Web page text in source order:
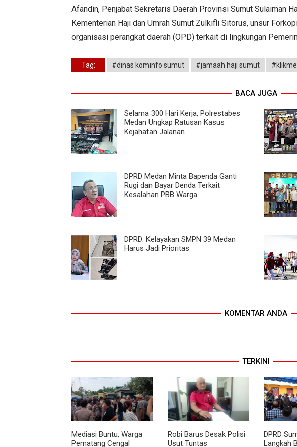
Afandin, Penjabat Sekretaris Daerah Provinsi Sumut Sulaiman
Kementerian Haji dan Umrah Sumut Zulkifli Sitorus, unsur
organisasi perangkat daerah (OPD) terkait di lingkungan
Tag: #dinas kominfo sumut #jamaah haji sumut
BACA JUGA
Selama 300 Hari Kerja, Polrestabes
Medan Ungkap Ratusan Kasus
Kejahatan Jalanan
DPRD Medan Minta Bapenda Ganti
Rugi dan Bayar Denda Terkait
Kesalahan PBB Warga
DPRD: Kelayakan SMPN 39 Medan
Harus Jadi Prioritas
KOMENTAR ANDA
TERKINI
Mediasi Buntu, Warga
Pematang Cengal
Robi Barus Desak Polisi
Usut Tuntas
DPRD
Langkah